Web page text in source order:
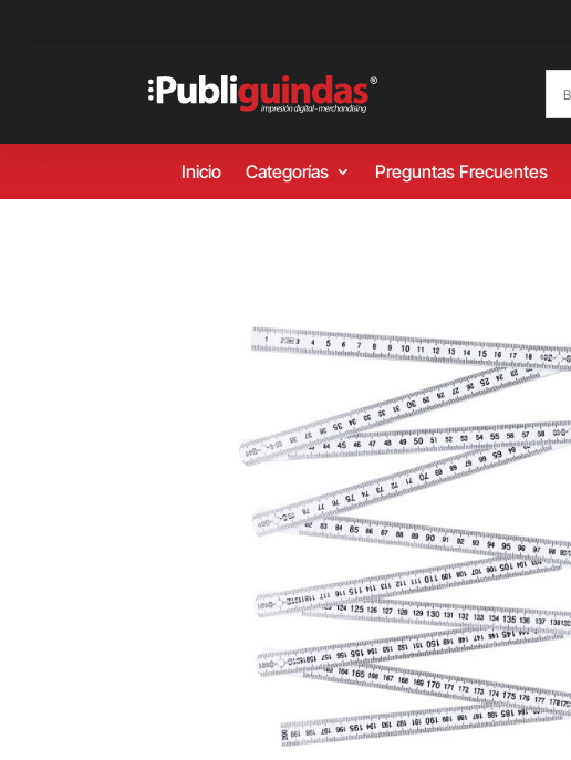
Inicio Categorías Preguntas Frecuentes